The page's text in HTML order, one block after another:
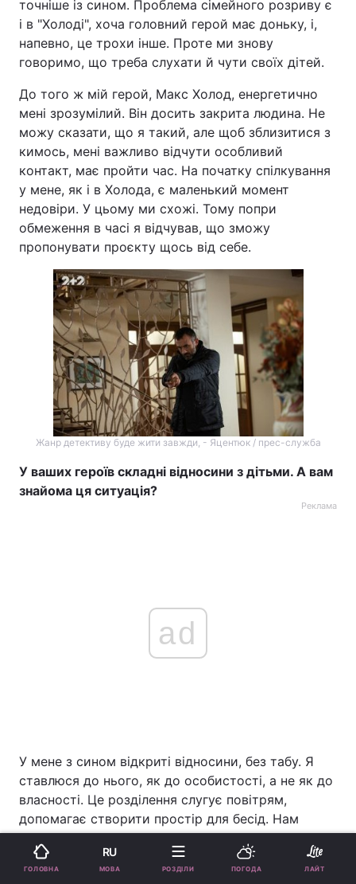
точніше із сином. Проблема сімейного розриву є
і в "Холоді", хоча головний герой має доньку, і,
напевно, це трохи інше. Проте ми знову
говоримо, що треба слухати й чути своїх дітей.
До того ж мій герой, Макс Холод, енергетично
мені зрозумілий. Він досить закрита людина. Не
можу сказати, що я такий, але щоб зблизитися з
кимось, мені важливо відчути особливий
контакт, має пройти час. На початку спілкування
у мене, як і в Холода, є маленький момент
недовіри. У цьому ми схожі. Тому попри
обмеження в часі я відчував, що зможу
пропонувати проєкту щось від себе.
Жанр детективу буде жити завжди, - Яцентюк / прес-служба
У ваших героїв складні відносини з дітьми. А вам
знайома ця ситуація?
Реклама
ad
У мене з сином відкриті відносини, без табу. Я
ставлюся до нього, як до особистості, а не як до
власності. Це розділення слугує повітрям,
допомагає створити простір для бесід. Нам
важливо знати емоції один одного, ділитися
найсокровеннішим. До прикладу, під час "Холоду"
ми зідзвонювались, жартували чи просто
ГОЛОВНА
RU
МОВА РОЗДІЛИ ПОГОДА ЛАЙТ